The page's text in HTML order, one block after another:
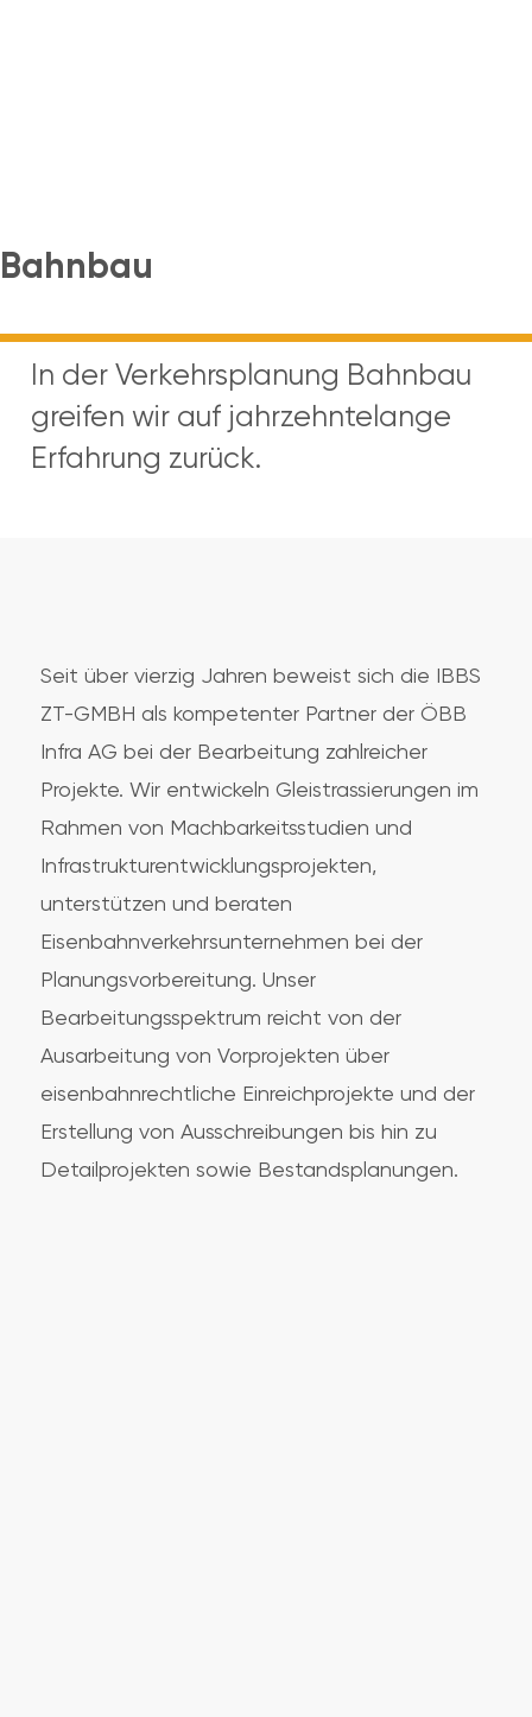
Bahnbau
In der Verkehrsplanung Bahnbau
greifen wir auf jahrzehntelange
Erfahrung zurück.
Seit über vierzig Jahren beweist sich die IBBS
ZT-GMBH als kompetenter Partner der ÖBB
Infra AG bei der Bearbeitung zahlreicher
Projekte. Wir entwickeln Gleistrassierungen im
Rahmen von Machbarkeitsstudien und
Infrastrukturentwicklungsprojekten,
unterstützen und beraten
Eisenbahnverkehrsunternehmen bei der
Planungsvorbereitung. Unser
Bearbeitungsspektrum reicht von der
Ausarbeitung von Vorprojekten über
eisenbahnrechtliche Einreichprojekte und der
Erstellung von Ausschreibungen bis hin zu
Detailprojekten sowie Bestandsplanungen.